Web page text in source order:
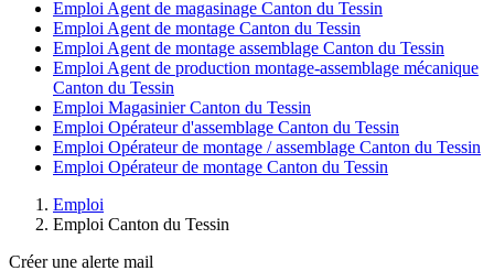
Emploi Agent de magasinage Canton du Tessin
Emploi Agent de montage Canton du Tessin
Emploi Agent de montage assemblage Canton du Tessin
Emploi Agent de production montage-assemblage mécanique
Canton du Tessin
Emploi Magasinier Canton du Tessin
Emploi Opérateur d'assemblage Canton du Tessin
Emploi Opérateur de montage / assemblage Canton du Tessin
Emploi Opérateur de montage Canton du Tessin
Emploi
Emploi Canton du Tessin
Créer une alerte mail